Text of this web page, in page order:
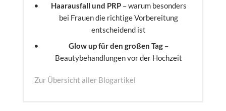
Haarausfall und PRP– warum besonders
bei Frauen die richtige Vorbereitung
entscheidend ist
Glow up für den großen Tag –
Beautybehandlungen vor der Hochzeit
Zur Übersicht aller Blogartikel